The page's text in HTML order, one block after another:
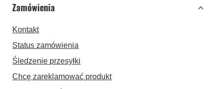
Zamówienia
Kontakt
Status zamówienia
Śledzenie przesyłki
Chcę zareklamować produkt